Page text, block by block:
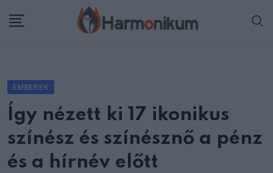
EMBEREK
Így nézett ki 17 ikonikus
színész és színésznő a pénz
és a hírnév előtt